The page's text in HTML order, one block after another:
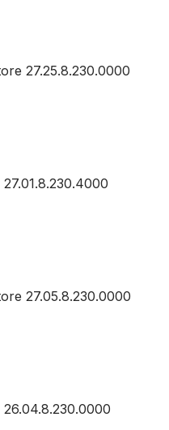
27.25.8.230.0000
27.05.8.230.0000
26.04.8.230.0000